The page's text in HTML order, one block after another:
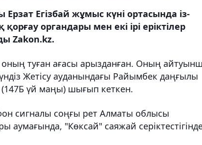
Егізбай жұмыс күні ортасында із-
органдары мен екі ірі еріктілер
Zakon.kz.
оның туған ағасы арызданған. Оның
Жетісу ауданындағы Райымбек даңғылы
үй маңы) шығып кеткен.
сигналы соңғы рет Алматы облысы
аумағында, "Көксай" саяжай